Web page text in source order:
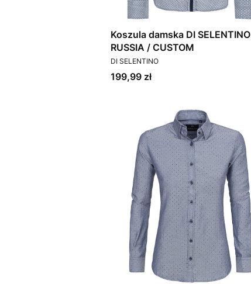
Koszula damska DI SELENTINO
RUSSIA / CUSTOM
PRODUCENT
DI SELENTINO
Cena
199,99 zł